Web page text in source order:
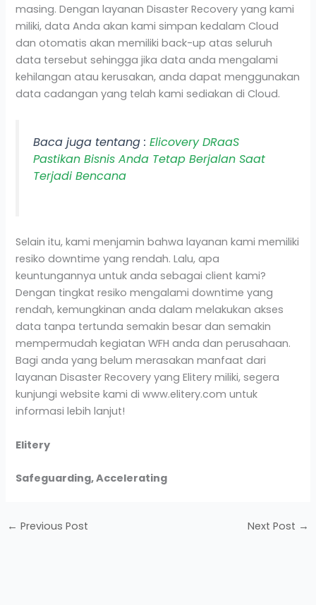
masing. Dengan layanan Disaster Recovery yang kami
miliki, data Anda akan kami simpan kedalam Cloud
dan otomatis akan memiliki back-up atas seluruh
data tersebut sehingga jika data anda mengalami
kehilangan atau kerusakan, anda dapat menggunakan
data cadangan yang telah kami sediakan di Cloud.
Baca juga tentang :Elicovery DRaaS
Pastikan Bisnis Anda Tetap Berjalan Saat
Terjadi Bencana
Selain itu, kami menjamin bahwa layanan kami memiliki
resiko downtime yang rendah. Lalu, apa
keuntungannya untuk anda sebagai client kami?
Dengan tingkat resiko mengalami downtime yang
rendah, kemungkinan anda dalam melakukan akses
data tanpa tertunda semakin besar dan semakin
mempermudah kegiatan WFH anda dan perusahaan.
Bagi anda yang belum merasakan manfaat dari
layanan Disaster Recovery yang Elitery miliki, segera
kunjungi website kami di www.elitery.com untuk
informasi lebih lanjut!
Elitery
Safeguarding, Accelerating
← Previous Post Next Post →